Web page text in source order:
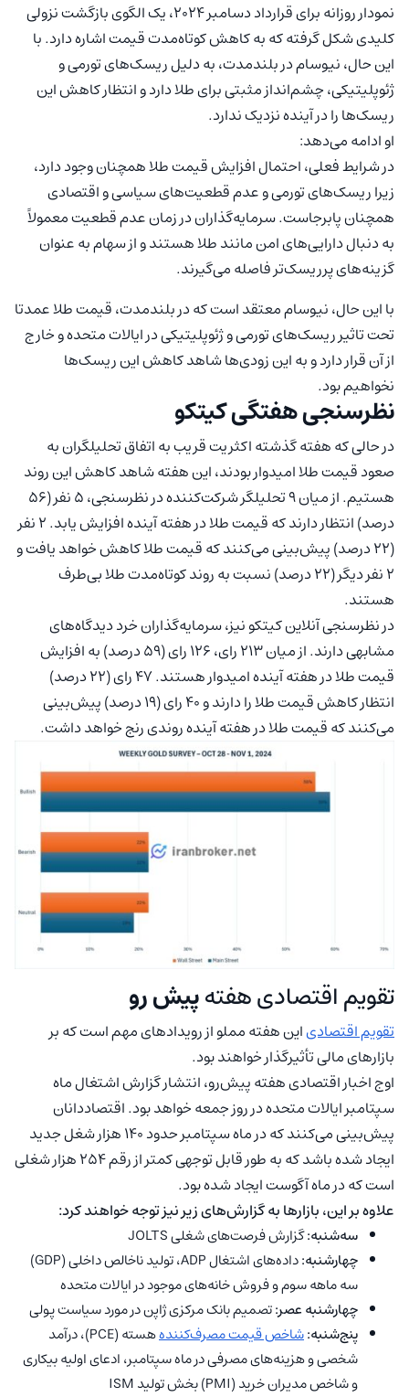
نمودار روزانه برای قرارداد دسامبر ۲۰۲۴، یک الگوی بازگشت نزولی
کلیدی شکل گرفته که به کاهش کوتاه‌مدت قیمت اشاره دارد. با
این حال، نیوسام در بلندمدت، به دلیل ریسک‌های تورمی و
ژئوپلیتیکی، چشم‌انداز مثبتی برای طلا دارد و انتظار کاهش این
ریسک‌ها را در آینده نزدیک ندارد.
او ادامه می‌دهد:
در شرایط فعلی، احتمال افزایش قیمت طلا همچنان وجود دارد،
زیرا ریسک‌های تورمی و عدم قطعیت‌های سیاسی و اقتصادی
همچنان پابرجاست. سرمایه‌گذاران در زمان عدم قطعیت معمولاً
به دنبال دارایی‌های امن مانند طلا هستند و از سهام به عنوان
گزینه‌های پرریسک‌تر فاصله می‌گیرند.
با این حال، نیوسام معتقد است که در بلندمدت، قیمت طلا عمدتا
تحت تاثیر ریسک‌های تورمی و ژئوپلیتیکی در ایالات متحده و خارج
از آن قرار دارد و به این زودی‌ها شاهد کاهش این ریسک‌ها
نخواهیم بود.
نظرسنجی هفتگی کیتکو
در حالی که هفته گذشته اکثریت قریب به اتفاق تحلیلگران به
صعود قیمت طلا امیدوار بودند، این هفته شاهد کاهش این روند
هستیم. از میان ۹ تحلیلگر شرکت‌کننده در نظرسنجی، ۵ نفر (۵۶
درصد) انتظار دارند که قیمت طلا در هفته آینده افزایش یابد. ۲ نفر
(۲۲ درصد) پیش‌بینی می‌کنند که قیمت طلا کاهش خواهد یافت و
۲ نفر دیگر (۲۲ درصد) نسبت به روند کوتاه‌مدت طلا بی‌طرف
هستند.
در نظرسنجی آنلاین کیتکو نیز، سرمایه‌گذاران خرد دیدگاه‌های
مشابهی دارند. از میان ۲۱۳ رای، ۱۲۶ رای (۵۹ درصد) به افزایش
قیمت طلا در هفته آینده امیدوار هستند. ۴۷ رای (۲۲ درصد)
انتظار کاهش قیمت طلا را دارند و ۴۰ رای (۱۹ درصد) پیش‌بینی
می‌کنند که قیمت طلا در هفته آینده روندی رنج خواهد داشت.
تقویم اقتصادی هفتهپیش رو
تقویم اقتصادیاین هفته مملو از رویدادهای مهم است که بر
بازارهای مالی تأثیرگذار خواهند بود.
اوج اخبار اقتصادی هفته پیش‌رو، انتشار گزارش اشتغال ماه
سپتامبر ایالات متحده در روز جمعه خواهد بود. اقتصاددانان
پیش‌بینی می‌کنند که در ماه سپتامبر حدود ۱۴۰ هزار شغل جدید
ایجاد شده باشد که به طور قابل توجهی کمتر از رقم ۲۵۴ هزار شغلی
است که در ماه آگوست ایجاد شده بود.
علاوه بر این، بازارها به گزارش‌های زیر نیز توجه خواهند کرد:
سه‌شنبه:گزارش فرصت‌های شغلی JOLTS
چهارشنبه:
داده‌های اشتغال ADP، تولید ناخالص داخلی (GDP)
سه ماهه سوم و فروش خانه‌های موجود در ایالات متحده
چهارشنبه عصر:تصمیم بانک مرکزی ژاپن در مورد سیاست پولی
پنج‌شنبه:شاخص قیمت مصرف‌کننده
هسته (PCE)، درآمد
شخصی و هزینه‌های مصرفی در ماه سپتامبر، ادعای اولیه بیکاری
و شاخص مدیران خرید (PMI) بخش تولید ISM